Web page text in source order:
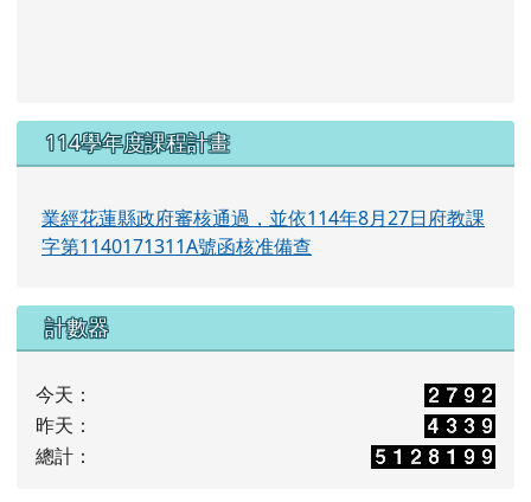
114學年度課程計畫
業經花蓮縣政府審核通過，並依114年8月27日府教課
字第1140171311A號函核准備查
計數器
今天：
昨天：
總計：